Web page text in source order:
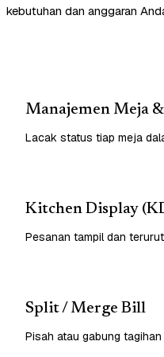
kebutuhan dan anggaran
Manajemen Meja
Lacak status tiap meja
Kitchen Display
Pesanan tampil dan
Split / Merge Bill
Pisah atau gabung